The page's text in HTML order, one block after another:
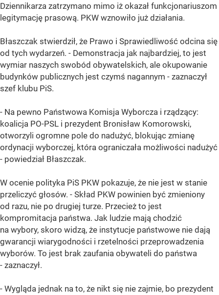
Dziennikarza zatrzymano mimo iż okazał funkcjonariuszom
legitymację prasową. PKW wznowiło już działania.
Błaszczak stwierdził, że Prawo i Sprawiedliwość odcina się
od tych wydarzeń. - Demonstracja jak najbardziej, to jest
wymiar naszych swobód obywatelskich, ale okupowanie
budynków publicznych jest czymś nagannym - zaznaczył
szef klubu PiS.
- Na pewno Państwowa Komisja Wyborcza i rządzący:
koalicja PO-PSL i prezydent Bronisław Komorowski,
otworzyli ogromne pole do nadużyć, blokując zmianę
ordynacji wyborczej, która ograniczała możliwości nadużyć
- powiedział Błaszczak.
W ocenie polityka PiS PKW pokazuje, że nie jest w stanie
przeliczyć głosów. - Skład PKW powinien być zmieniony
od razu, nie po drugiej turze. Przecież to jest
kompromitacja państwa. Jak ludzie mają chodzić
na wybory, skoro widzą, że instytucje państwowe nie dają
gwarancji wiarygodności i rzetelności przeprowadzenia
wyborów. To jest brak zaufania obywateli do państwa
- zaznaczył.
- Wygląda jednak na to, że nikt się nie zajmie, bo prezydent